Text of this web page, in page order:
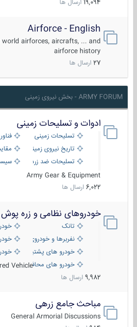
19,094 ارسال ها
Airforce - English
world airforces, aircrafts, ... and
airforce history
27 ارسال ها
ARMY FORUM - بخش نیروی زمینی
ادوات و تسلیحات زمینی
تسلیحات زمینی
تاریخ نیروی زمینی
تسلیحات ضد زره
Army Gear & Equipment
6,022 ارسال ها
خودروهای نظامی و زره پوش
تانک
نفربرها و خودروی های رزمیخودرو
خودرو های پشتیبانی آتش ،خودرو
خودرو های محافظت شده
Vehicle
9,982 ارسال ها
مباحث جامع زرهی
General Armorial Discussions